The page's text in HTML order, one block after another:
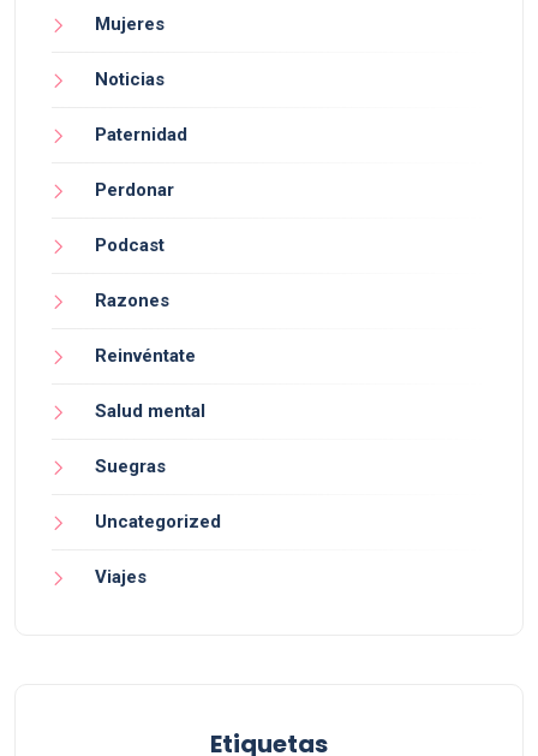
Mujeres
Noticias
Paternidad
Perdonar
Podcast
Razones
Reinvéntate
Salud mental
Suegras
Uncategorized
Viajes
Etiquetas